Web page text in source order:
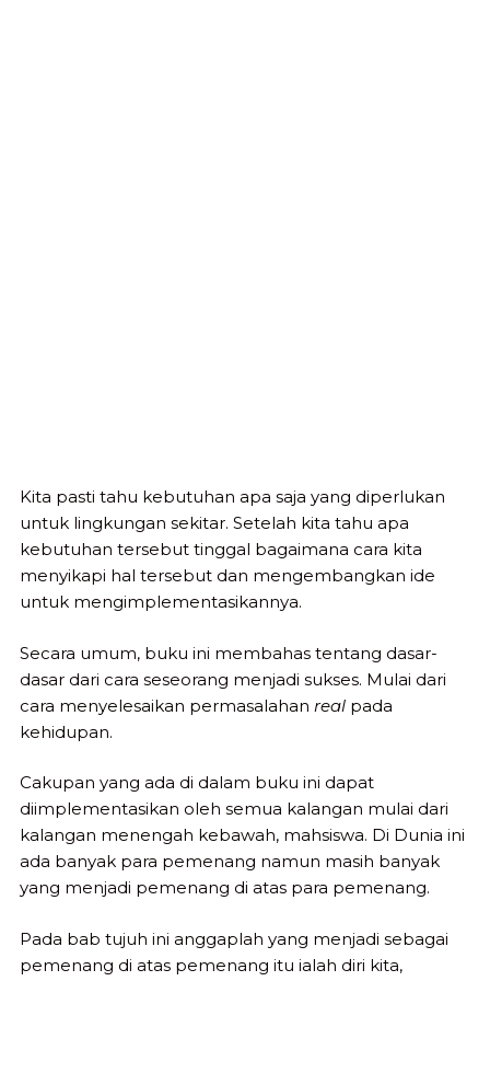
Kita pasti tahu kebutuhan apa saja yang diperlukan
untuk lingkungan sekitar. Setelah kita tahu apa
kebutuhan tersebut tinggal bagaimana cara kita
menyikapi hal tersebut dan mengembangkan ide
untuk mengimplementasikannya.
Secara umum, buku ini membahas tentang dasar-
dasar dari cara seseorang menjadi sukses. Mulai dari
cara menyelesaikan permasalahan real pada
kehidupan.
Cakupan yang ada di dalam buku ini dapat
diimplementasikan oleh semua kalangan mulai dari
kalangan menengah kebawah, mahsiswa. Di Dunia ini
ada banyak para pemenang namun masih banyak
yang menjadi pemenang di atas para pemenang.
Pada bab tujuh ini anggaplah yang menjadi sebagai
pemenang di atas pemenang itu ialah diri kita,